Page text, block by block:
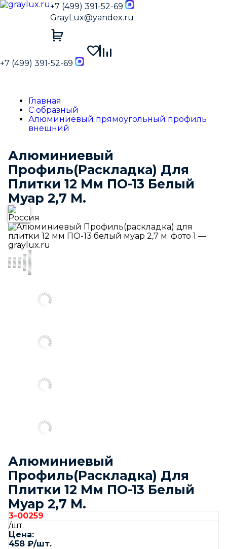
+7 (499) 391-52-69
GrayLux@yandex.ru
+7 (499) 391-52-69
Главная
С образный
Алюминиевый прямоугольный профиль
внешний
Алюминиевый
Профиль(Раскладка) Для
Плитки 12 Мм ПО-13 Белый
Муар 2,7 М.
Алюминиевый
Профиль(Раскладка) Для
Плитки 12 Мм ПО-13 Белый
Муар 2,7 М.
3-00259
/шт.
Цена:
458 ₽/шт.